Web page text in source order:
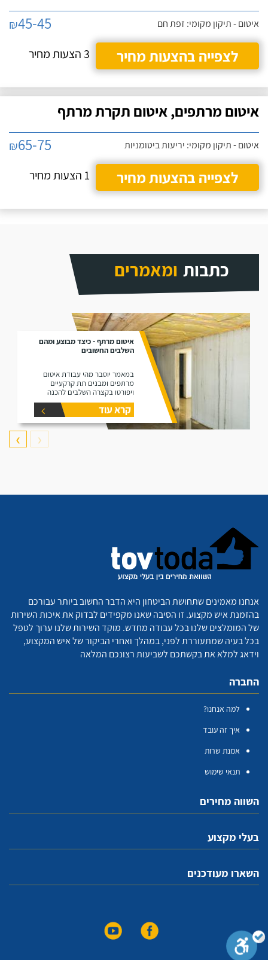
איטום - תיקון מקומי: זפת חם ₪45-45
לצפייה בהצעות מחיר
3 הצעות מחיר
איטום מרתפים, איטום תקרת מרתף
איטום - תיקון מקומי: יריעות ביטומניות ₪65-75
לצפייה בהצעות מחיר
1 הצעות מחיר
כתבות ומאמרים
איטום מרתף - כיצד מבוצע ומהם
השלבים החשובים
במאמר יוסבר מהי עבודת איטום
מרתפים ומבנים תת קרקעיים
ויפורטו בקצרה השלבים להכנה
וביצוע של עבודות איטום במרתפים
קרא עוד
❮
❯
אנחנו מאמינים שתחושת הביטחון היא הדבר החשוב ביותר עבורכם
בהזמנת איש מקצוע. זו הסיבה שאנו מקפידים לבדוק את איכות השירות
של המומלצים שלנו בכל עבודה מחדש. מוקד השירות שלנו ערוך לטפל
בכל בעיה שמתעוררת לפני, במהלך ואחרי הביקור של איש המקצוע,
וידאג למלא את בקשתכם לשביעות רצונכם המלאה
החברה
למה אנחנו?
איך זה עובד
אמנת שרות
תנאי שימוש
השווה מחירים
בעלי מקצוע
השארו מעודכנים